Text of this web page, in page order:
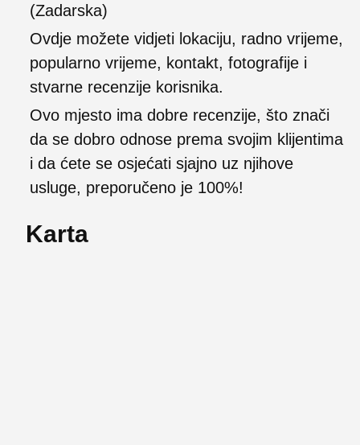
(Zadarska)
Ovdje možete vidjeti lokaciju, radno vrijeme,
popularno vrijeme, kontakt, fotografije i
stvarne recenzije korisnika.
Ovo mjesto ima dobre recenzije, što znači
da se dobro odnose prema svojim klijentima
i da ćete se osjećati sjajno uz njihove
usluge, preporučeno je 100%!
Karta